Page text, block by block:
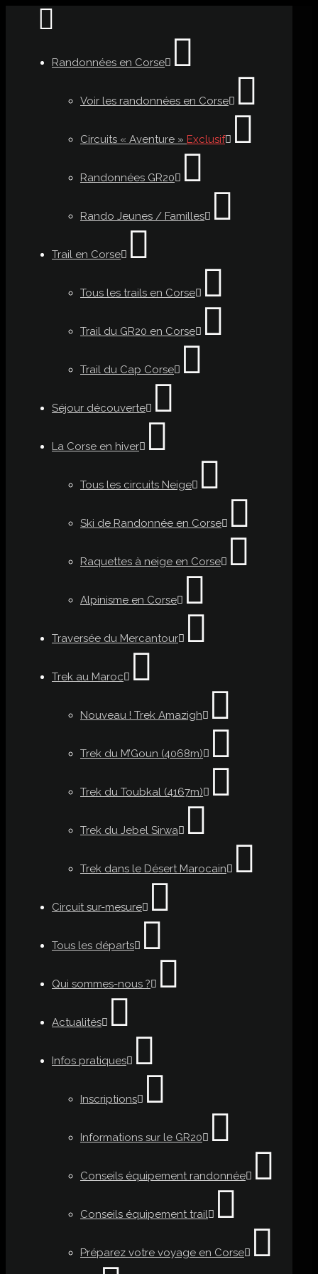
Randonnées en Corse
Voir les randonnées en Corse
Circuits « Aventure » Exclusif
Randonnées GR20
Rando Jeunes / Familles
Trail en Corse
Tous les trails en Corse
Trail du GR20 en Corse
Trail du Cap Corse
Séjour découverte
La Corse en hiver
Tous les circuits Neige
Ski de Randonnée en Corse
Raquettes à neige en Corse
Alpinisme en Corse
Traversée du Mercantour
Trek au Maroc
Nouveau ! Trek Amazigh
Trek du M’Goun (4068m)
Trek du Toubkal (4167m)
Trek du Jebel Sirwa
Trek dans le Désert Marocain
Circuit sur-mesure
Tous les départs
Qui sommes-nous ?
Actualités
Infos pratiques
Inscriptions
Informations sur le GR20
Conseils équipement randonnée
Conseils équipement trail
Préparez votre voyage en Corse